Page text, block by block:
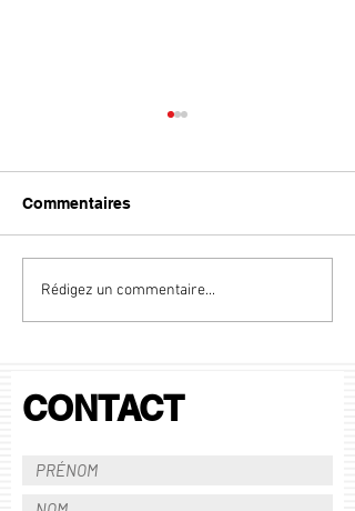
DISCUBE
Commentaires
Rédigez un commentaire...
CONTACT